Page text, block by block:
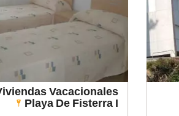
Vacacionales
Playa De Fisterra I